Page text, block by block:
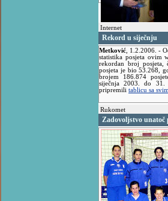
Internet
Rekord u siječnju
Metković 1.2.2006. -
statistika posjeta ovim
rekordan broj
posjeta je bio 53.268,
brojem 186.874
siječnja 2003. do 31.
pripremili tablicu sa
Rukomet
Zadovoljstvo unatoč